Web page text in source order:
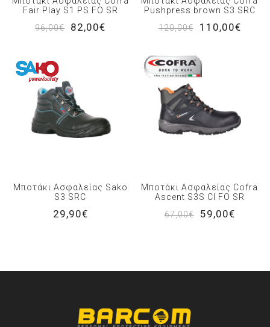
Fair Play S1 PS FO SR
96,00€
82,00€
Pushpress brown S3 SRC
120,00€
110,00€
Μποτάκι Ασφαλείας Sako
S3 SRC
29,90€
Μποτάκι Ασφαλείας Cofra
Ascent S3S CI FO SR
67,00€
59,00€